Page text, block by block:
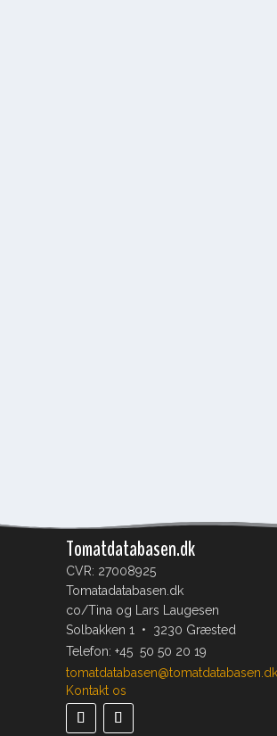
Tomatdatabasen.dk
CVR: 27008925
Tomatadatabasen.dk
co/Tina og Lars Laugesen
Solbakken 1 • 3230 Græsted
Telefon: +45 50 50 20 19
tomatdatabasen@tomatdatabasen.dk
Kontakt os